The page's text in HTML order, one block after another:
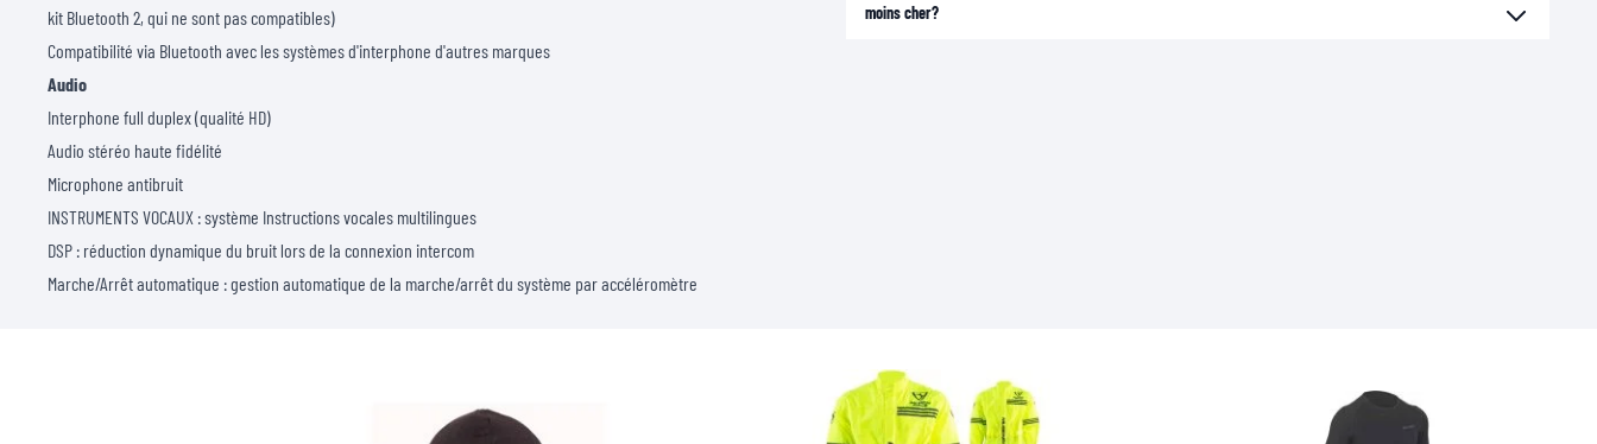
kit Bluetooth 2, qui ne sont pas compatibles)
Compatibilité via Bluetooth avec les systèmes d'interphone d'autres marques
Audio
Interphone full duplex (qualité HD)
Audio stéréo haute fidélité
Microphone antibruit
INSTRUMENTS VOCAUX : système Instructions vocales multilingues
DSP : réduction dynamique du bruit lors de la connexion intercom
Marche/Arrêt automatique : gestion automatique de la marche/arrêt du système par accéléromètre
moins cher?